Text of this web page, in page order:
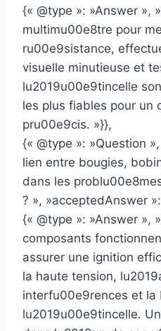
{« @type »: »Answer »,
multimu00e8tre pour
ru00e9sistance,
visuelle minutieuse et
lu2019u00e9tincelle
les plus fiables pour un
pru00e9cis. »}},
{« @type »: »Question
lien entre bougies,
dans les
? », »acceptedAnswer »:
{« @type »: »Answer »,
composants
assurer une ignition
la haute tension,
interfu00e9rences et la
lu2019u00e9tincelle.